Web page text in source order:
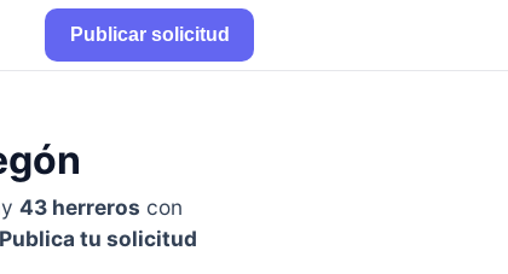
Publicar solicitud
43 herreros con
Publica tu solicitud